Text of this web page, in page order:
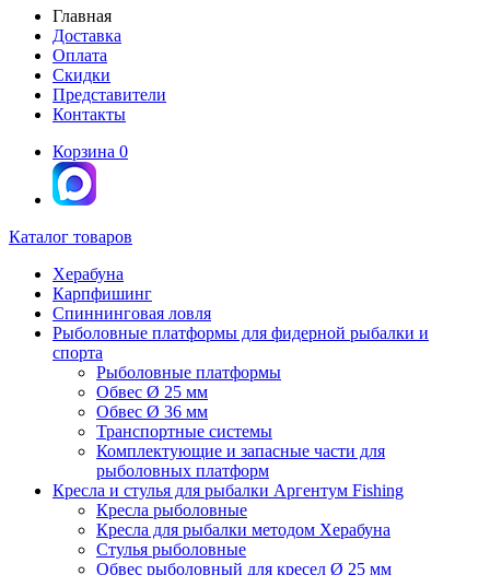
Главная
Доставка
Оплата
Скидки
Представители
Контакты
Корзина 0
Каталог товаров
Херабуна
Карпфишинг
Спиннинговая ловля
Рыболовные платформы для фидерной рыбалки и
спорта
Рыболовные платформы
Обвес Ø 25 мм
Обвес Ø 36 мм
Транспортные системы
Комплектующие и запасные части для
рыболовных платформ
Кресла и стулья для рыбалки Аргентум Fishing
Кресла рыболовные
Кресла для рыбалки методом Херабуна
Стулья рыболовные
Обвес рыболовный для кресел Ø 25 мм